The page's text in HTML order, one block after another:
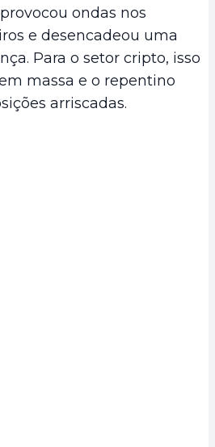
ondas nos
e desencadeou uma
Para o setor cripto, isso
massa e o repentino
arriscadas.